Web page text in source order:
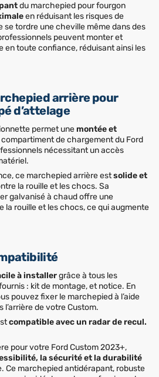
du marchepied pour fourgon
en réduisant les risques de
se tordre une cheville même dans des
peuvent monter et
en toute confiance, réduisant ainsi les
arrière pour
d’attelage
permet unemontée et
compartiment de chargement du Ford
nécessitant un accès
ce marchepied arrière estsolide et
la rouille et les chocs. Sa
galvanisé à chaud offre une
la rouille et les chocs, ce qui augmente
à installergrâce à tous les
: kit de montage, et notice. En
pouvez fixer le marchepied à l’aide
l’arrière de votre Custom.
compatible avec un radar de recul.
pour votre Ford Custom 2023+,
la sécurité et la durabilité
Ce marchepied antidérapant, robuste